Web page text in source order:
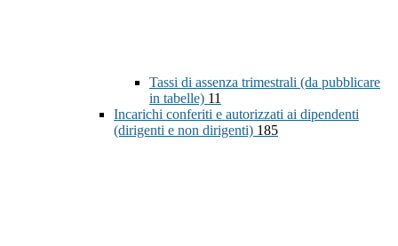
Tassi di assenza trimestrali (da pubblicare
in tabelle) 11
Incarichi conferiti e autorizzati ai dipendenti
(dirigenti e non dirigenti) 185